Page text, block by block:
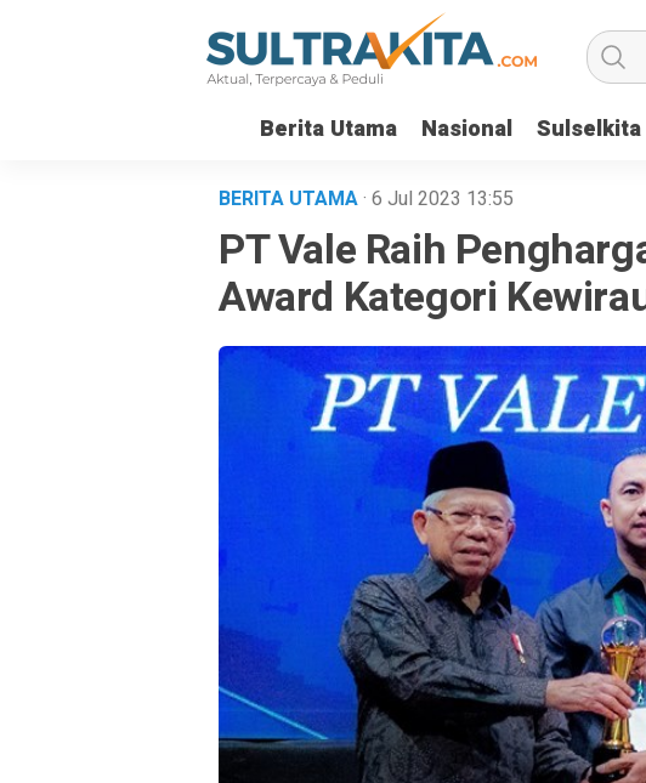
Berita Utama Nasional Sulselkita
BERITA UTAMA· 6 Jul 2023 13:55
PT Vale Raih
Award Kategori